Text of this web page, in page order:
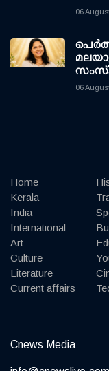
06
06
Home
Kerala
India
International
Art
Culture
Literature
Current affairs
Cnews Media